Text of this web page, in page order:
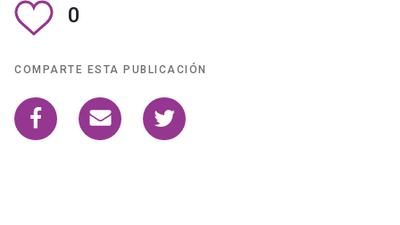
0
COMPARTE ESTA PUBLICACIÓN